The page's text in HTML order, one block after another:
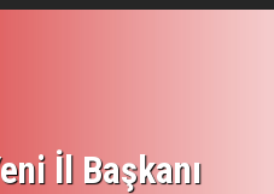
İl Başkanı